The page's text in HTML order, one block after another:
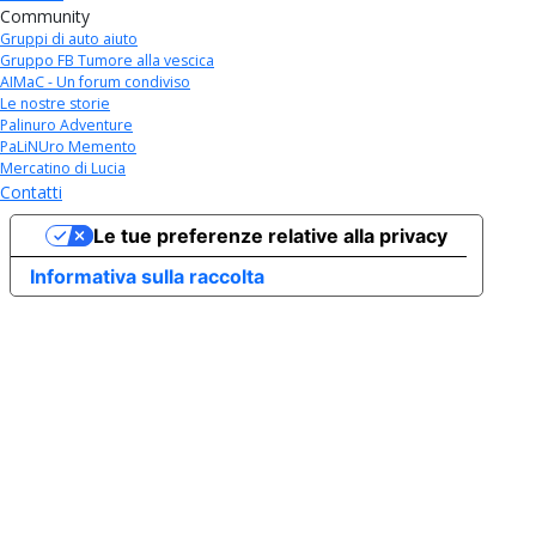
Community
Gruppi di auto aiuto
Gruppo FB Tumore alla vescica
AIMaC - Un forum condiviso
Le nostre storie
Palinuro Adventure
PaLiNUro Memento
Mercatino di Lucia
Contatti
Informativa sulla raccolta
Le tue preferenze relative alla privacy